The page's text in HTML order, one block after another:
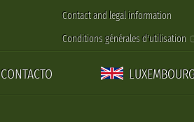
Contact and legal information
Conditions générales d'utilisation
CONTACTO